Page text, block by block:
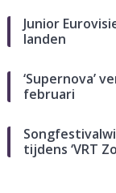
Junior
landen
‘Supernova’
februari
tijdens ‘VRT